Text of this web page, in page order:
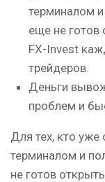
терминалом
еще не готов
FX-Invest
трейдеров.
Деньги
проблем и
Для тех, кто уже
терминалом и
не готов